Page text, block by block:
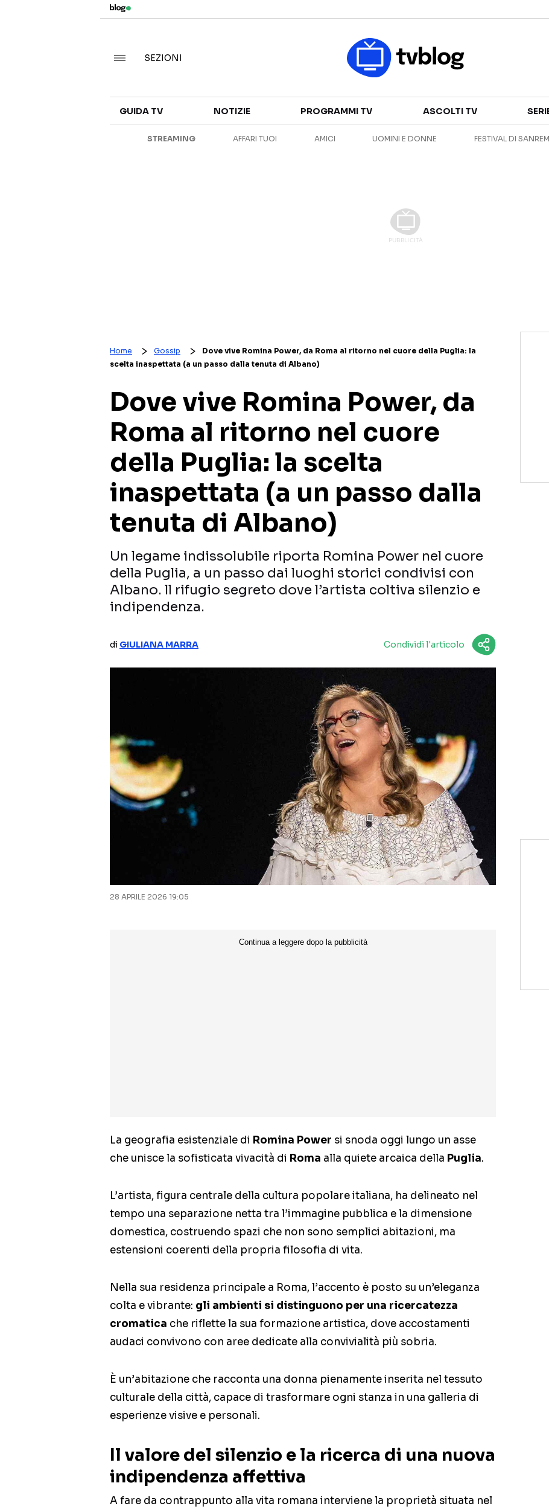
CANALI TV
SERIE TV
SEZIONI
GUIDA TV NOTIZIE PROGRAMMI TV ASCOLTI TV
STREAMING AFFARI TUOI AMICI UOMINI E DONNE FESTIVAL DI
Home Gossip
Dove vive Romina Power, da Roma al ritorno nel cuore della Puglia: la
scelta inaspettata (a un passo dalla tenuta di Albano)
Dove vive Romina Power, da
Roma al ritorno nel cuore
della Puglia: la scelta
inaspettata (a un passo dalla
tenuta di Albano)
Un legame indissolubile riporta Romina Power nel cuore
della Puglia, a un passo dai luoghi storici condivisi con
Albano. ll rifugio segreto dove l’artista coltiva silenzio e
indipendenza.
di GIULIANA MARRA Condividi l'articolo
28 APRILE 2026 19:05
La geografia esistenziale di Romina Power si snoda oggi lungo un asse
che unisce la sofisticata vivacità di Roma alla quiete arcaica della Puglia.
L’artista, figura centrale della cultura popolare italiana, ha delineato nel
tempo una separazione netta tra l’immagine pubblica e la dimensione
domestica, costruendo spazi che non sono semplici abitazioni, ma
estensioni coerenti della propria filosofia di vita.
Nella sua residenza principale a Roma, l’accento è posto su un’eleganza
colta e vibrante: gli ambienti si distinguono per una ricercatezza
cromatica che riflette la sua formazione artistica, dove accostamenti
audaci convivono con aree dedicate alla convivialità più sobria.
È un’abitazione che racconta una donna pienamente inserita nel tessuto
culturale della città, capace di trasformare ogni stanza in una galleria di
esperienze visive e personali.
Il valore del silenzio e la ricerca di una nuova
indipendenza affettiva
A fare da contrappunto alla vita romana interviene la proprietà situata nel